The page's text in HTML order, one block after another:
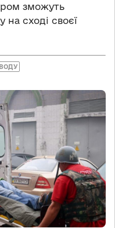
зможуть
на сході своєї